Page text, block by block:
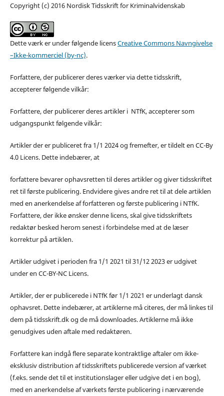
Copyright (c) 2016 Nordisk Tidsskrift for Kriminalvidenskab
Dette værk er under følgende licensCreative Commons Navngivelse
–Ikke-kommerciel (by-nc).
Forfattere, der publicerer deres værker via dette tidsskrift,
accepterer følgende vilkår:
Forfattere, der publicerer deres artikler i NTfK, accepterer som
udgangspunkt følgende vilkår:
Artikler der er publiceret fra 1/1 2024 og fremefter, er tildelt en CC-By
4.0 Licens. Dette indebærer, at
forfattere bevarer ophavsretten til deres artikler og giver tidsskriftet
ret til første publicering. Endvidere gives andre ret til at dele artiklen
med en anerkendelse af forfatteren og første publicering i NTfK.
Forfattere, der ikke ønsker denne licens, skal give tidsskriftets
redaktør besked herom senest i forbindelse med at de læser
korrektur på artiklen.
Artikler udgivet i perioden fra 1/1 2021 til 31/12 2023 er udgivet
under en CC-BY-NC Licens.
Artikler, der er publicerede i NTfK før 1/1 2021 er underlagt dansk
ophavsret. Dette indebærer, at artiklerne må citeres, der må linkes til
dem på tidsskrift.dk og de må downloades. Artiklerne må ikke
genudgives uden aftale med redaktøren.
Forfattere kan indgå flere separate kontraktlige aftaler om ikke-
eksklusiv distribution af tidsskriftets publicerede version af værket
(f.eks. sende det til et institutionslager eller udgive det i en bog),
med en anerkendelse af værkets første publicering i nærværende